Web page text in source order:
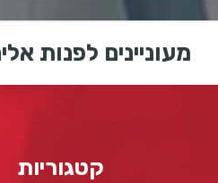
מעוניינים לפנות
קטגוריות